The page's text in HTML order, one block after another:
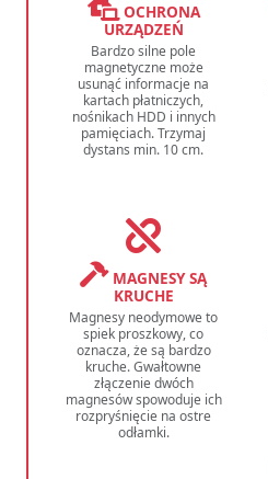
OCHRONA
URZĄDZEŃ
Bardzo silne pole
magnetyczne może
usunąć informacje na
kartach płatniczych,
nośnikach HDD i innych
pamięciach. Trzymaj
dystans min. 10 cm.
MAGNESY SĄ
KRUCHE
Magnesy neodymowe to
spiek proszkowy, co
oznacza, że są bardzo
kruche. Gwałtowne
złączenie dwóch
magnesów spowoduje ich
rozpryśnięcie na ostre
odłamki.